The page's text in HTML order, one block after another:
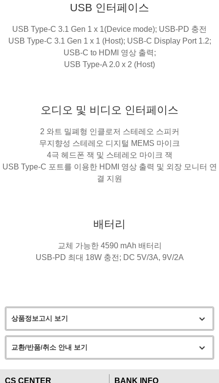
USB 인터페이스
USB Type-C 3.1 Gen 1 x 1(Device mode); USB-PD 충전
USB Type-C 3.1 Gen 1 x 1 (Host); USB-C Display Port 1.2;
USB-C to HDMI 영상 출력;
USB Type-A 2.0 x 2 (Host)
오디오 및 비디오 인터페이스
2 와트 밀폐형 인클로저 스테레오 스피커
무지향성 스테레오 디지털 MEMS 마이크
4극 헤드폰 잭 및 스테레오 마이크 잭
USB Type-C 포트를 이용한 HDMI 영상 출력 및 외장 모니터 연
결 지원
배터리
교체 가능한 4590 mAh 배터리
USB-PD 최대 18W 충전; DC 5V/3A, 9V/2A
상품정보고시 보기
교환/반품/취소 안내 보기
CS CENTER BANK INFO